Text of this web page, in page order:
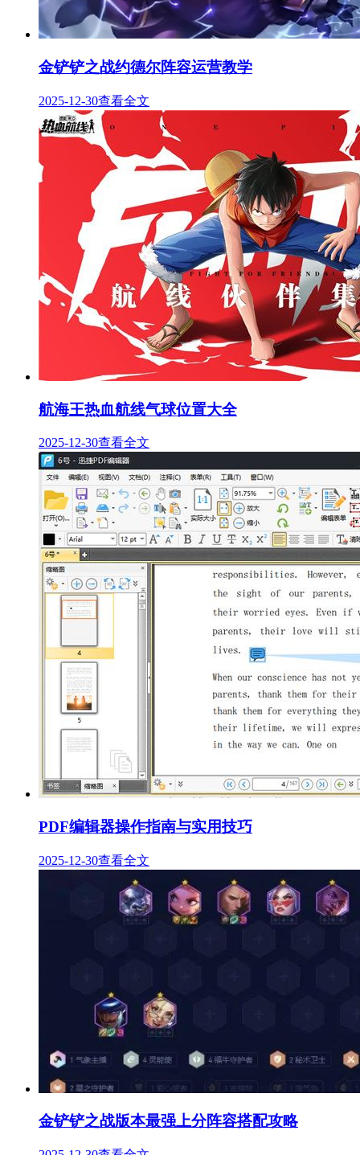
金铲铲之战约德尔阵容运营教学
2025-12-30查看全文
航海王热血航线气球位置大全
2025-12-30查看全文
PDF编辑器操作指南与实用技巧
2025-12-30查看全文
金铲铲之战版本最强上分阵容搭配攻略